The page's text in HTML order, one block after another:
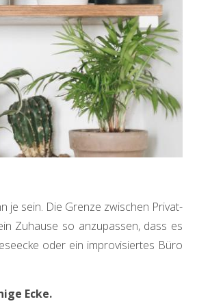
je sein. Die Grenze zwischen Privat-
Zuhause so anzupassen, dass es
oder ein improvisiertes Büro
Ecke.
Balkon Sichtschutz Ideen
– wie schützen Sie Ihre
Privatsphäre draußen?
by Apr 10, 2024